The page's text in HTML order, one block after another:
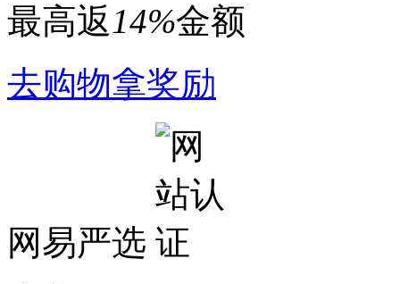
最高返14%金额
去购物拿奖励
网易严选